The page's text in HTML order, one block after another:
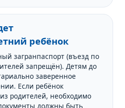
ребёнок
загранпаспорт (въезд по
запрещён). Детям до
заверенное
Если ребёнок
родителей, необходимо
должны быть